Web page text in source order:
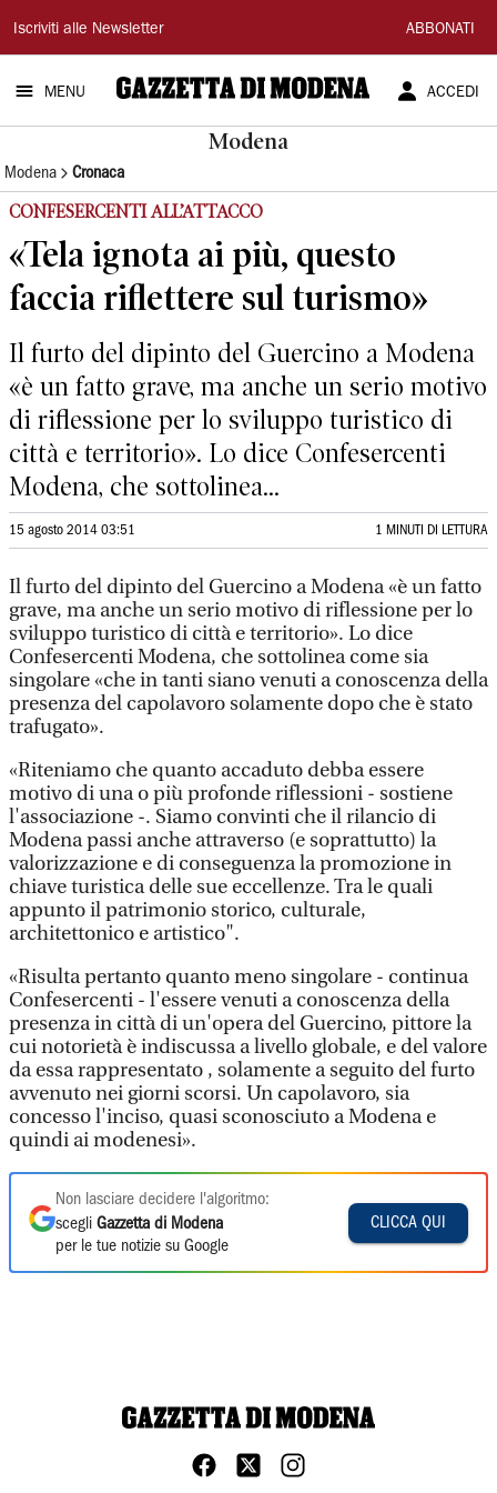
Gazzetta
di
Modena
Iscriviti alle Newsletter ABBONATI
MENU ACCEDI
Modena
Modena Cronaca
CONFESERCENTI ALL’ATTACCO
«Tela ignota ai più, questo
faccia riflettere sul turismo»
Il furto del dipinto del Guercino a Modena
«è un fatto grave, ma anche un serio motivo
di riflessione per lo sviluppo turistico di
città e territorio». Lo dice Confesercenti
Modena, che sottolinea...
15 agosto 2014 03:51 1 MINUTI DI LETTURA
Il furto del dipinto del Guercino a Modena «è un fatto
grave, ma anche un serio motivo di riflessione per lo
sviluppo turistico di città e territorio». Lo dice
Confesercenti Modena, che sottolinea come sia
singolare «che in tanti siano venuti a conoscenza della
presenza del capolavoro solamente dopo che è stato
trafugato».
«Riteniamo che quanto accaduto debba essere
motivo di una o più profonde riflessioni - sostiene
l'associazione -. Siamo convinti che il rilancio di
Modena passi anche attraverso (e soprattutto) la
valorizzazione e di conseguenza la promozione in
chiave turistica delle sue eccellenze. Tra le quali
appunto il patrimonio storico, culturale,
architettonico e artistico".
«Risulta pertanto quanto meno singolare - continua
Confesercenti - l'essere venuti a conoscenza della
presenza in città di un'opera del Guercino, pittore la
cui notorietà è indiscussa a livello globale, e del valore
da essa rappresentato , solamente a seguito del furto
avvenuto nei giorni scorsi. Un capolavoro, sia
concesso l'inciso, quasi sconosciuto a Modena e
quindi ai modenesi».
Non lasciare decidere l'algoritmo:
scegli Gazzetta di Modena
per le tue notizie su Google
CLICCA QUI